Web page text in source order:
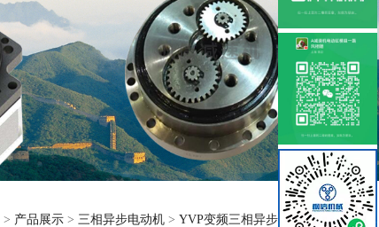
> 产品展示 > 三相异步电动机 > YVP变频三相异步电动机